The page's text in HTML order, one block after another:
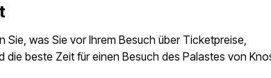
Sie, was Sie vor Ihrem Besuch über Ticketpreise,
die beste Zeit für einen Besuch des Palastes von